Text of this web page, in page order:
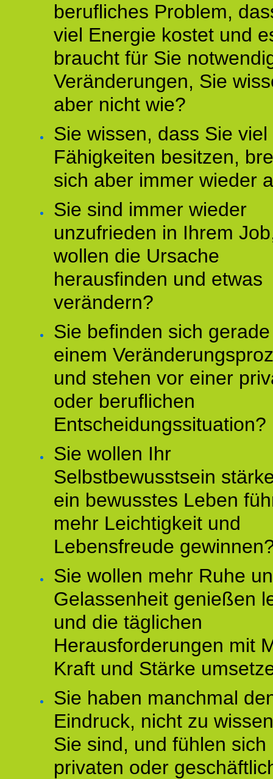
berufliches Problem,
viel Energie kostet und
braucht für Sie
Veränderungen, Sie
aber nicht wie?
Sie wissen, dass Sie
Fähigkeiten besitzen,
sich aber immer wieder
Sie sind immer wieder
unzufrieden in Ihrem
wollen die Ursache
herausfinden und etwas
verändern?
Sie befinden sich
einem
und stehen vor einer
oder beruflichen
Entscheidungssituation?
Sie wollen Ihr
Selbstbewusstsein
ein bewusstes Leben
mehr Leichtigkeit und
Lebensfreude
Sie wollen mehr Ruhe
Gelassenheit genießen
und die täglichen
Herausforderungen mit
Kraft und Stärke
Sie haben manchmal
Eindruck, nicht zu
Sie sind, und fühlen sich
privaten oder